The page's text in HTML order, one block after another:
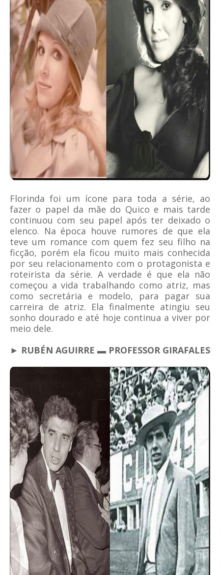
Florinda foi um ícone para toda a série, ao
fazer o papel da mãe do Quico e mais tarde
continuou com seu papel após ter deixado o
elenco. Na época houve rumores de que ela
teve um romance com quem fez seu filho na
ficção, porém ela ficou muito mais conhecida
por seu relacionamento com o protagonista e
roteirista da série. A verdade é que ela não
começou a vida trabalhando como atriz, mas
como secretária e modelo, para pagar sua
carreira de atriz. Ela finalmente atingiu seu
sonho dourado e até hoje continua a viver por
meio dele.
► RUBÉN AGUIRRE ▬ PROFESSOR GIRAFALES